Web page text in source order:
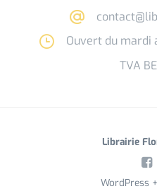
Ouvert du mardi
TVA
Librairie
WordPress +